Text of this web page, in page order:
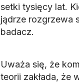
setki tysięcy lat.
jądrze rozgrzewa
badacz.
Uważa się, że
teorii zakłada, że